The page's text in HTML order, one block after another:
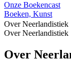
Onze Boekencast
Boeken, Kunst
Over Neerlandistiek
Over Neerlandistiek
Over